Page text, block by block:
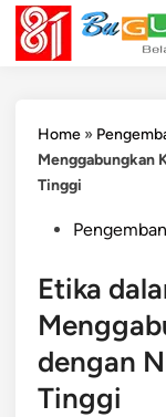
Skip
content
Home »
Menggabungkan
Tinggi
Posted
Etika
dengan
Tinggi